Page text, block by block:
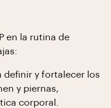
en la rutina de
definir y fortalecer los
y piernas,
corporal.